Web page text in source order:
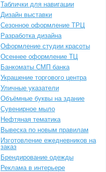
Таблички для навигации
Дизайн выставки
Сезонное оформление ТРЦ
Разработка дизайна
Оформление студии красоты
Осеннее оформление ТЦ
Банкоматы СМП банка
Украшение торгового центра
Уличные указатели
Объёмные буквы на здание
Сувенирное мыло
Нефтяная тематика
Вывеска по новым правилам
Изготовление ежедневников на
заказ
Брендирование одежды
Реклама в интерьере